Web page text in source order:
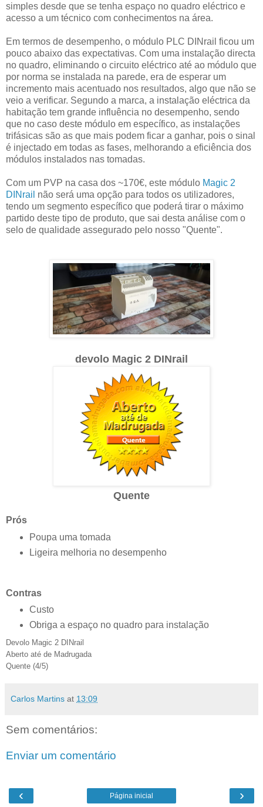
simples desde que se tenha espaço no quadro eléctrico e
acesso a um técnico com conhecimentos na área.
Em termos de desempenho, o módulo PLC DINrail ficou um
pouco abaixo das expectativas. Com uma instalação directa
no quadro, eliminando o circuito eléctrico até ao módulo que
por norma se instalada na parede, era de esperar um
incremento mais acentuado nos resultados, algo que não se
veio a verificar. Segundo a marca, a instalação eléctrica da
habitação tem grande influência no desempenho, sendo
que no caso deste módulo em específico, as instalações
trifásicas são as que mais podem ficar a ganhar, pois o sinal
é injectado em todas as fases, melhorando a eficiência dos
módulos instalados nas tomadas.
Com um PVP na casa dos ~170€, este módulo Magic 2
DINrail não será uma opção para todos os utilizadores,
tendo um segmento específico que poderá tirar o máximo
partido deste tipo de produto, que sai desta análise com o
selo de qualidade assegurado pelo nosso "Quente".
devolo Magic 2 DINrail
Quente
Prós
Poupa uma tomada
Ligeira melhoria no desempenho
Contras
Custo
Obriga a espaço no quadro para instalação
Devolo Magic 2 DINrail
Aberto até de Madrugada
Quente (4/5)
Carlos Martins at 13:09
Sem comentários:
Enviar um comentário
‹ ›
Página inicial